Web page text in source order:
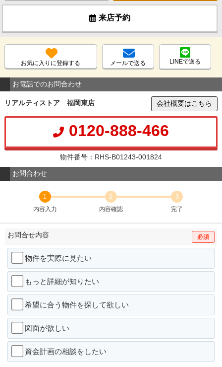
来店予約
お気に入りに登録する メールで送る LINEで送る
お電話でのお問合わせ
リアルティストア 福岡東店 会社概要はこちら
0120-888-466
物件番号：RHS-B01243-001824
お問合わせ
1
内容入力
2
内容確認
3
完了
お問合せ内容 必須
物件を実際に見たい
もっと詳細が知りたい
希望に合う物件を探して欲しい
図面が欲しい
資金計画の相談をしたい